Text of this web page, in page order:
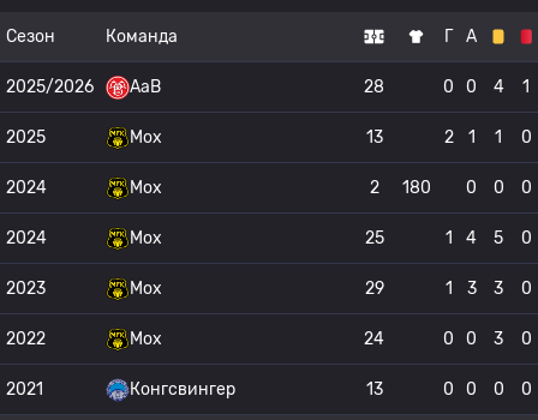
Сезон Команда Г А
2025/2026 AaB 28 0 0 4 1
2025 Мох 13 2 1 1 0
2024 Мох 2 180 0 0 0
2024 Мох 25 1 4 5 0
2023 Мох 29 1 3 3 0
2022 Мох 24 0 0 3 0
2021 Конгсвингер 13 0 0 0 0